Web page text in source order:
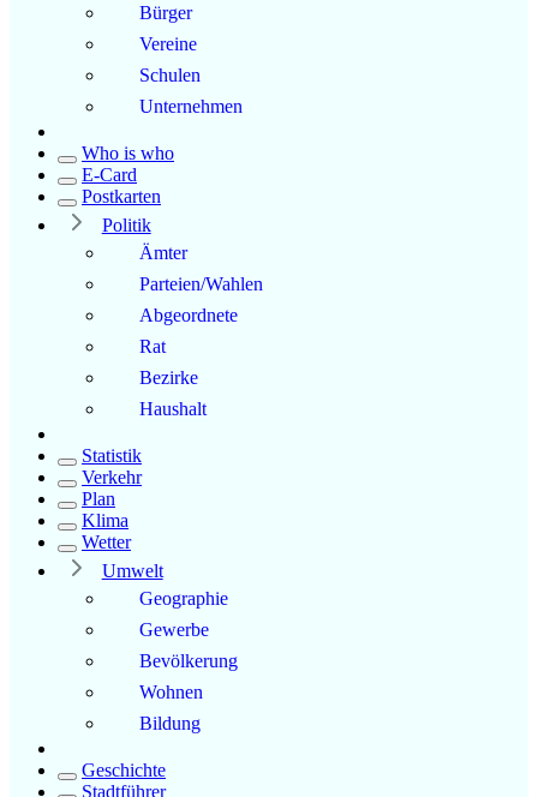
Bürger
Vereine
Schulen
Unternehmen
Who is who
E-Card
Postkarten
Politik
Ämter
Parteien/Wahlen
Abgeordnete
Rat
Bezirke
Haushalt
Statistik
Verkehr
Plan
Klima
Wetter
Umwelt
Geographie
Gewerbe
Bevölkerung
Wohnen
Bildung
Geschichte
Stadtführer